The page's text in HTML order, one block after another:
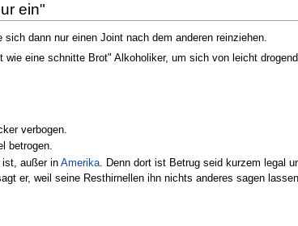
ein"
dann nur einen Joint nach dem anderen reinziehen.
wie eine schnitte Brot" Alkoholiker, um sich von leicht
verbogen.
betrogen.
ist, außer inAmerika . Denn dort ist Betrug seid kurzem legal
er, weil seine Resthirnellen ihn nichts anderes sagen